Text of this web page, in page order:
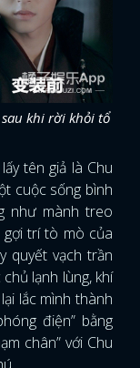
khi rời khỏi tổ
tên giả là Chu
cuộc sống bình
như mành treo
gợi trí tò mò của
quyết vạch trần
lạnh lùng, khí
lắc mình thành
điện” bằng
chân” với Chu